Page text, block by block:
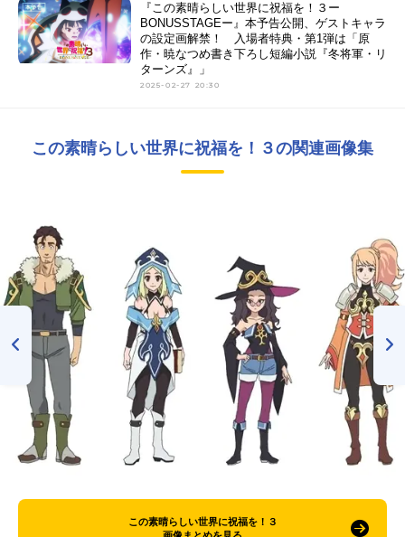
『この素晴らしい世界に祝福を！３ー
BONUSSTAGEー』本予告公開、ゲストキャラ
の設定画解禁！ 入場者特典・第1弾は「原
作・暁なつめ書き下ろし短編小説『冬将軍・リ
ターンズ』」
2025-02-27 20:30
この素晴らしい世界に祝福を！３の関連画像集
この素晴らしい世界に祝福を！３